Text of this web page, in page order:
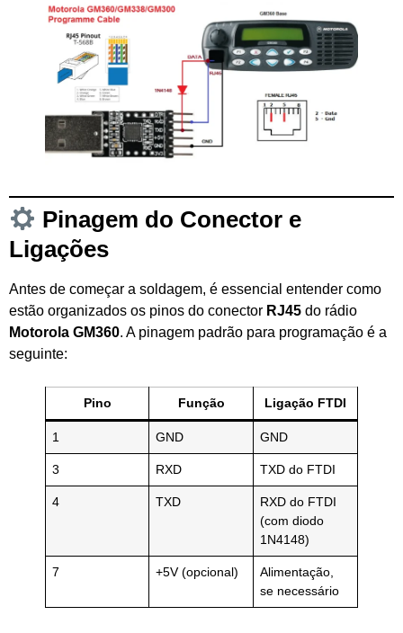
Pinagem do Conector e
Ligações
Antes de começar a soldagem, é essencial entender como
estão organizados os pinos do conector RJ45 do rádio
Motorola GM360. A pinagem padrão para programação é a
seguinte:
Pino Função Ligação FTDI
1 GND GND
3 RXD TXD do FTDI
4 TXD
RXD do FTDI
(com diodo
1N4148)
7 +5V (opcional)
Alimentação,
se necessário